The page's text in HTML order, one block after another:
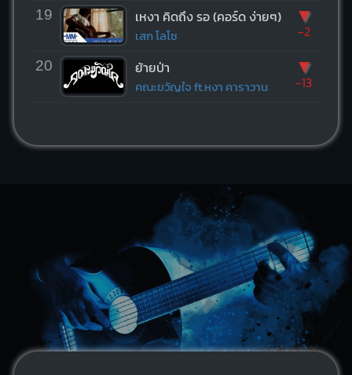
19 เหงา คิดถึง รอ (คอร์ด ง่ายๆ)
เสก โลโซ
▼
-2
20 ย้ายป่า
คณะขวัญใจ ft.หงา คาราวาน
▼
-13